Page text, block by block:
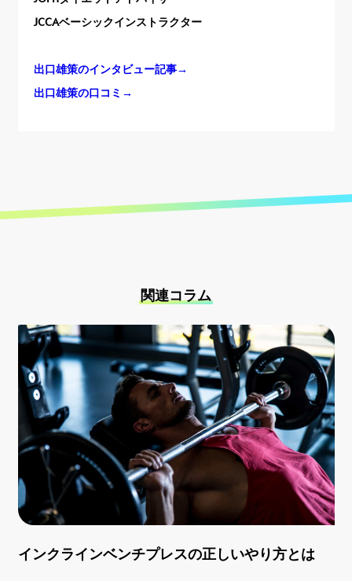
JCCAベーシックインストラクター
出口雄策のインタビュー記事→
出口雄策の口コミ→
関連コラム
インクラインベンチプレスの正しいやり方とは